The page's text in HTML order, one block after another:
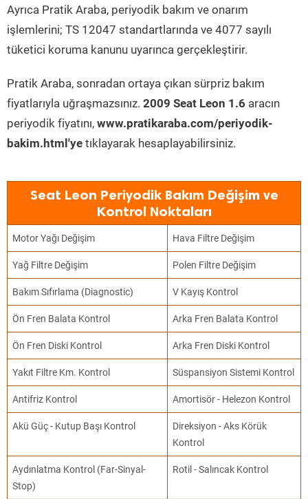
Ayrıca Pratik Araba, periyodik bakım ve onarım
işlemlerini; TS 12047 standartlarında ve 4077 sayılı
tüketici koruma kanunu uyarınca gerçekleştirir.
Pratik Araba, sonradan ortaya çıkan sürpriz bakım
fiyatlarıyla uğraşmazsınız. 2009 Seat Leon 1.6 aracın
periyodik fiyatını, www.pratikaraba.com/periyodik-
bakim.html'ye tıklayarak hesaplayabilirsiniz.
Seat Leon Periyodik Bakım Değişim ve
Kontrol Noktaları
Motor Yağı Değişim Hava Filtre Değişim
Yağ Filtre Değişim Polen Filtre Değişim
Bakım Sıfırlama (Diagnostic) V Kayış Kontrol
Ön Fren Balata Kontrol Arka Fren Balata Kontrol
Ön Fren Diski Kontrol Arka Fren Diski Kontrol
Yakıt Filtre Km. Kontrol Süspansiyon Sistemi Kontrol
Antifriz Kontrol Amortisör - Helezon Kontrol
Akü Güç - Kutup Başı Kontrol
Direksiyon - Aks Körük
Kontrol
Aydınlatma Kontrol (Far-Sinyal-
Stop)
Rotil - Salıncak Kontrol